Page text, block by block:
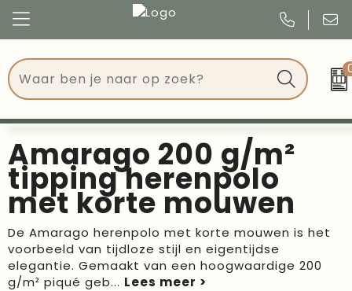
Tassen
Drinkwaren
Events
Give Aways
Geschenken
Congres
Events
Kerst
Verjaardagen
Voetbal, EK en WK
Amarago 200 g/m²
tipping herenpolo
met korte mouwen
De Amarago herenpolo met korte mouwen is het
voorbeeld van tijdloze stijl en eigentijdse
elegantie. Gemaakt van een hoogwaardige 200
g/m² piqué geb...